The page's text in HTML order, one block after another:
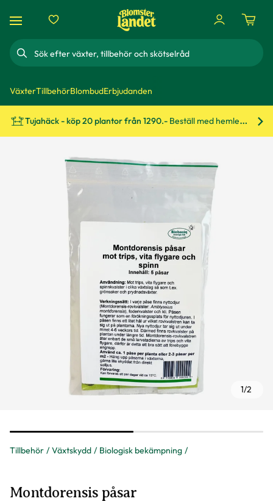
Sök
VäxterTillbehörBlombudErbjudanden
Tujahäck - köp 20 plantor från 1290.- Beställ med hemleverans!
Tillbehör Växtskydd Biologisk bekämpning
1/2
Montdorensis påsar